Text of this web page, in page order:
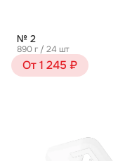
№ 2
890 г / 24 шт
От 1 245 ₽